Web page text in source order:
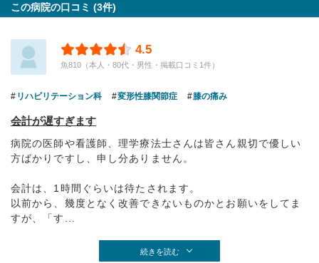
この病院の口コミ (3件)
4.5
魚810（本人・80代・男性・掲載口コミ1件）
リハビリテーション科 変形性膝関節症 膝の痛み
会計が遅すぎます
病院の医師や看護師、理学療法士さんは皆さん親切で優しい
方ばかりですし、申し分ありません。
会計は、1時間ぐらいは待たされます。
以前から、幾度となく改善できないものかとお願いをしてま
すが、「す...
続きを読む